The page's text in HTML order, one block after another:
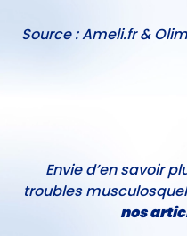
Source : Ameli.fr &
Envie d’en savoir
troubles
nos